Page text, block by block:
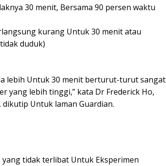
30 menit, Bersama 90 persen waktu
kurang Untuk 30 menit atau
duduk)
lebih Untuk 30 menit berturut-turut sangat
yang lebih tinggi,” kata Dr Frederick Ho,
Untuk laman Guardian.
tidak terlibat Untuk Eksperimen